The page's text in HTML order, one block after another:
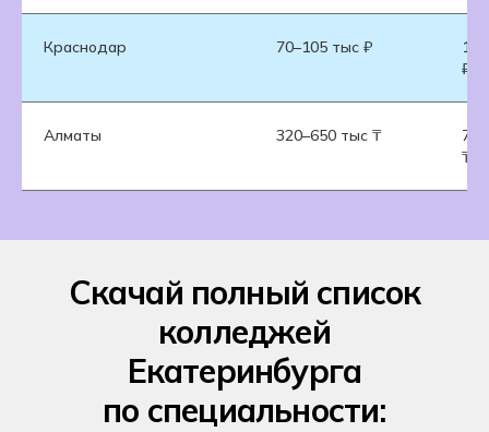
Краснодар 70–105 тыс ₽
₽
Алматы 320–650 тыс ₸
₸
Скачай полный список
колледжей
Екатеринбурга
по специальности: